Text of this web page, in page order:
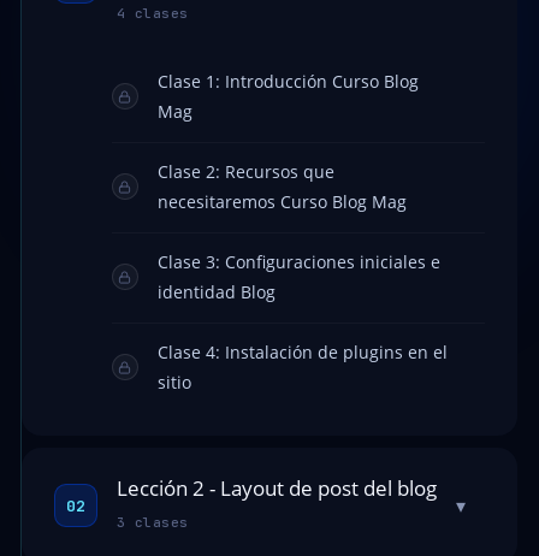
4 clases
Clase 1: Introducción Curso Blog
Mag
Clase 2: Recursos que
necesitaremos Curso Blog Mag
Clase 3: Configuraciones iniciales e
identidad Blog
Clase 4: Instalación de plugins en el
sitio
02
Lección 2 - Layout de post del blog
3 clases
▾